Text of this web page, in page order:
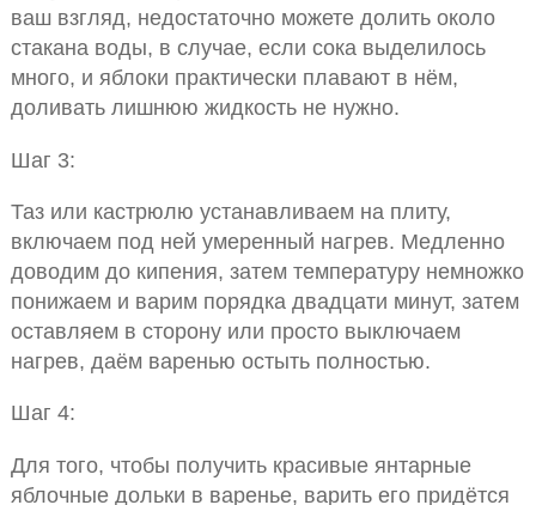
ваш взгляд, недостаточно можете долить около
стакана воды, в случае, если сока выделилось
много, и яблоки практически плавают в нём,
доливать лишнюю жидкость не нужно.
Шаг 3:
Таз или кастрюлю устанавливаем на плиту,
включаем под ней умеренный нагрев. Медленно
доводим до кипения, затем температуру немножко
понижаем и варим порядка двадцати минут, затем
оставляем в сторону или просто выключаем
нагрев, даём варенью остыть полностью.
Шаг 4:
Для того, чтобы получить красивые янтарные
яблочные дольки в варенье, варить его придётся